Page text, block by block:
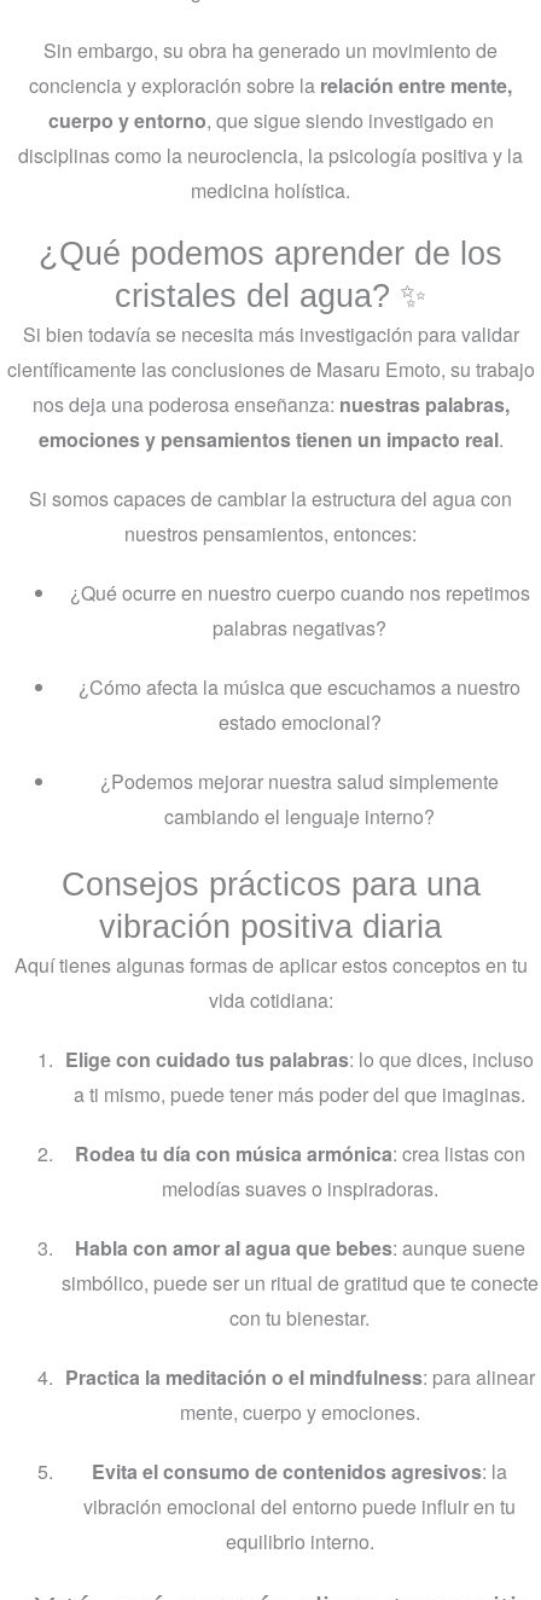
Sin embargo, su obra ha generado un movimiento de
conciencia y exploración sobre la relación entre mente,
cuerpo y entorno, que sigue siendo investigado en
disciplinas como la neurociencia, la psicología positiva y la
medicina holística.
¿Qué podemos aprender de los
cristales del agua? ✨
Si bien todavía se necesita más investigación para validar
científicamente las conclusiones de Masaru Emoto, su trabajo
nos deja una poderosa enseñanza: nuestras palabras,
emociones y pensamientos tienen un impacto real.
Si somos capaces de cambiar la estructura del agua con
nuestros pensamientos, entonces:
¿Qué ocurre en nuestro cuerpo cuando nos repetimos
palabras negativas?
¿Cómo afecta la música que escuchamos a nuestro
estado emocional?
¿Podemos mejorar nuestra salud simplemente
cambiando el lenguaje interno?
Consejos prácticos para una
vibración positiva diaria
Aquí tienes algunas formas de aplicar estos conceptos en tu
vida cotidiana:
Elige con cuidado tus palabras: lo que dices, incluso
a ti mismo, puede tener más poder del que imaginas.
Rodea tu día con música armónica: crea listas con
melodías suaves o inspiradoras.
Habla con amor al agua que bebes: aunque suene
simbólico, puede ser un ritual de gratitud que te conecte
con tu bienestar.
Practica la meditación o el mindfulness: para alinear
mente, cuerpo y emociones.
Evita el consumo de contenidos agresivos: la
vibración emocional del entorno puede influir en tu
equilibrio interno.